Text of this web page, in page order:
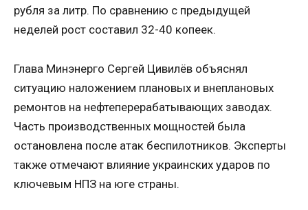
рубля за литр. По сравнению с предыдущей
неделей рост составил 32-40 копеек.
Глава Минэнерго Сергей Цивилёв объяснял
ситуацию наложением плановых и внеплановых
ремонтов на нефтеперерабатывающих заводах.
Часть производственных мощностей была
остановлена после атак беспилотников. Эксперты
также отмечают влияние украинских ударов по
ключевым НПЗ на юге страны.